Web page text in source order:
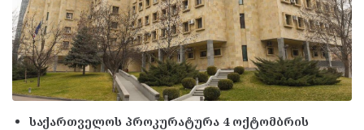
საქართველოს პროკურატურა 4 ოქტომბრის